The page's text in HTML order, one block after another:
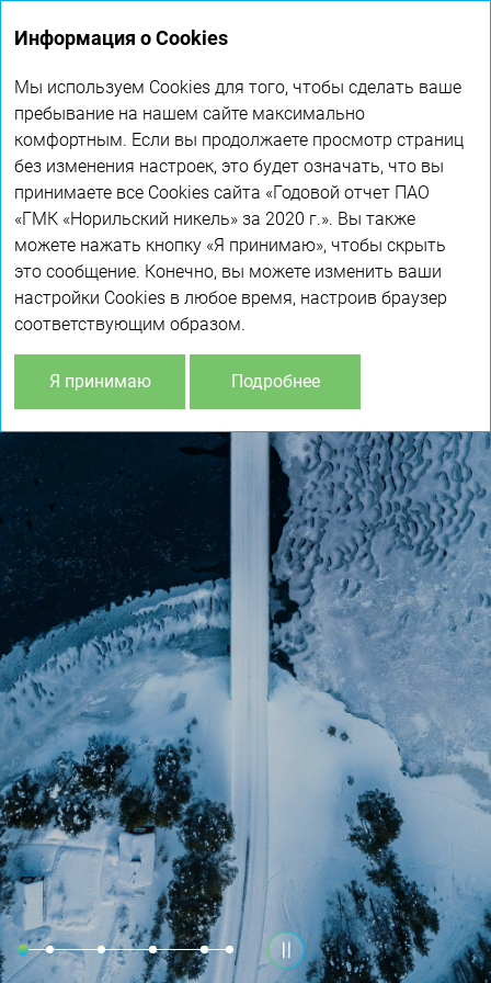
отчет 2020
Информация о Cookies
Мы используем Cookies для того, чтобы сделать ваше
пребывание на нашем сайте максимально
комфортным. Если вы продолжаете просмотр страниц
без изменения настроек, это будет означать, что вы
принимаете все Cookies сайта «Годовой отчет ПАО
«ГМК «Норильский никель» за 2020 г.». Вы также
можете нажать кнопку «Я принимаю», чтобы скрыть
это сообщение. Конечно, вы можете изменить ваши
настройки Cookies в любое время, настроив браузер
соответствующим образом.
Я принимаю Подробнее